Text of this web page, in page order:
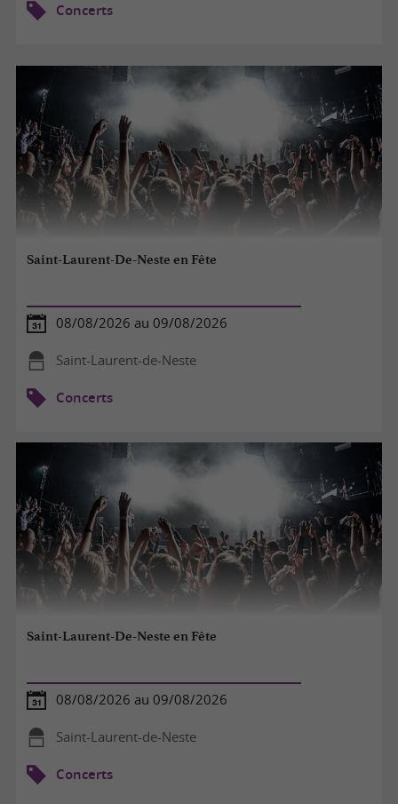
Concerts
Saint-Laurent-De-Neste en Fête
08/08/2026 au 09/08/2026
Saint-Laurent-de-Neste
Concerts
Saint-Laurent-De-Neste en Fête
08/08/2026 au 09/08/2026
Saint-Laurent-de-Neste
Concerts